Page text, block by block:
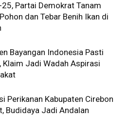
25, Partai Demokrat Tanam
dan Tebar Benih Ikan di
Bayangan Indonesia Pasti
Klaim Jadi Wadah Aspirasi
Perikanan Kabupaten Cirebon
Budidaya Jadi Andalan